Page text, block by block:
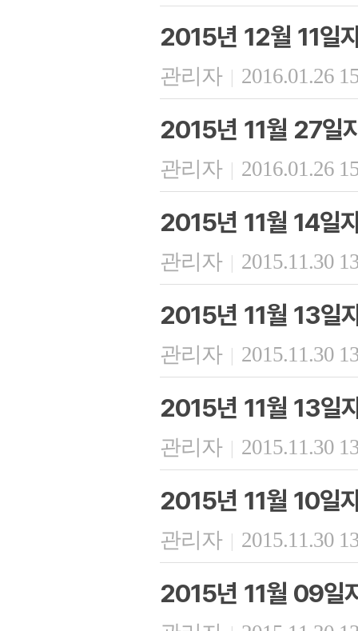
2015년 12월 11일
관리자 | 2016.01.26
2015년 11월 27일
관리자 | 2016.01.26
2015년 11월 14일
관리자 | 2015.11.30
2015년 11월 13일
관리자 | 2015.11.30
2015년 11월 13일
관리자 | 2015.11.30
2015년 11월 10일
관리자 | 2015.11.30
2015년 11월 09일